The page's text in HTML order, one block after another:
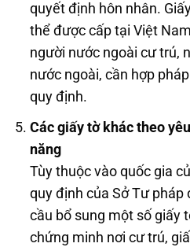
quyết định hôn nhân.
thể được cấp tại Việt
người nước ngoài cư trú,
nước ngoài, cần hợp
quy định.
Các giấy tờ khác theo
năng
Tùy thuộc vào quốc gia
quy định của Sở Tư pháp
cầu bổ sung một số giấy
chứng minh nơi cư trú,